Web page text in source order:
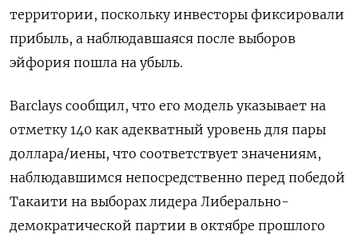
территории, поскольку инвесторы фиксировали
прибыль, а наблюдавшаяся ​после выборов
эйфория пошла на убыль.
Barclays сообщил, что его модель указывает на
отметку 140 как адекватный уровень для пары
доллара/иены, что соответствует значениям,
наблюдавшимся непосредственно перед победой
Такаити на выборах лидера Либерально-
демократической партии в октябре прошлого